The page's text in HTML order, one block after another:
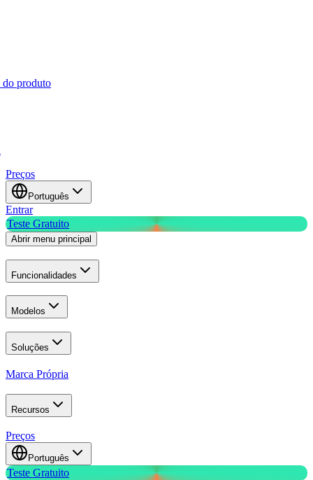
do produto
Preços
Português
Entrar
Teste Gratuito
Abrir menu principal
Funcionalidades
Modelos
Soluções
Marca Própria
Recursos
Preços
Português
Teste Gratuito